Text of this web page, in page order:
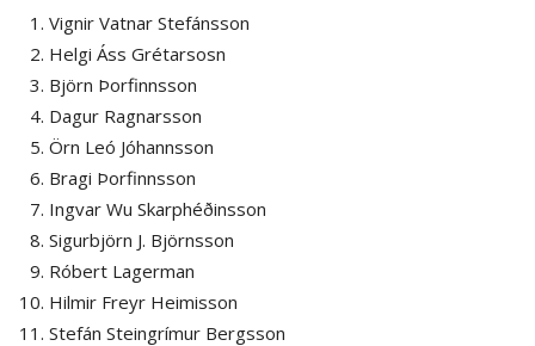
Vignir Vatnar Stefánsson
Helgi Áss Grétarsosn
Björn Þorfinnsson
Dagur Ragnarsson
Örn Leó Jóhannsson
Bragi Þorfinnsson
Ingvar Wu Skarphéðinsson
Sigurbjörn J. Björnsson
Róbert Lagerman
Hilmir Freyr Heimisson
Stefán Steingrímur Bergsson